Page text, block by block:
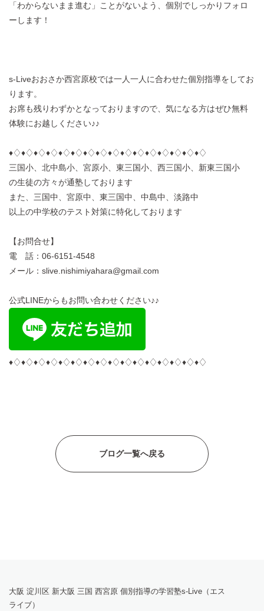
「わからないまま進む」ことがないよう、個別でしっかりフォロ
ーします！
s-Liveおおさか西宮原校では一人一人に合わせた個別指導をしてお
ります。
お席も残りわずかとなっておりますので、気になる方はぜひ無料
体験にお越しください♪♪
♦︎♢♦︎♢♦︎♢♦︎♢♦︎♢♦︎♢♦︎♢♦︎♢♦︎♢♦︎♢♦︎♢♦︎♢♦︎♢♦︎♢♦︎♢♦︎♢
三国小、北中島小、宮原小、東三国小、西三国小、新東三国小
の生徒の方々が通塾しております
また、三国中、宮原中、東三国中、中島中、淡路中
以上の中学校のテスト対策に特化しております
【お問合せ】
電 話：06-6151-4548
メール：slive.nishimiyahara@gmail.com
公式LINEからもお問い合わせください♪♪
♦︎♢♦︎♢♦︎♢♦︎♢♦︎♢♦︎♢♦︎♢♦︎♢♦︎♢♦︎♢♦︎♢♦︎♢♦︎♢♦︎♢♦︎♢♦︎♢
ブログ一覧へ戻る
大阪 淀川区 新大阪 三国 西宮原 個別指導の学習塾s-Live（エス
ライブ）